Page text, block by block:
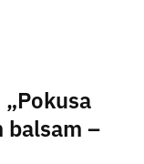
balsam –